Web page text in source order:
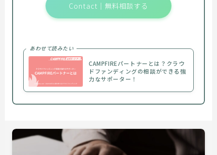
Contact｜無料相談する
あわせて読みたい
CAMPFIREパートナーとは？クラウ
ドファンディングの相談ができる強
力なサポーター！